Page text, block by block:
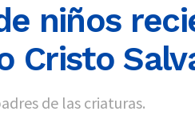
niños
Cristo
de las criaturas.